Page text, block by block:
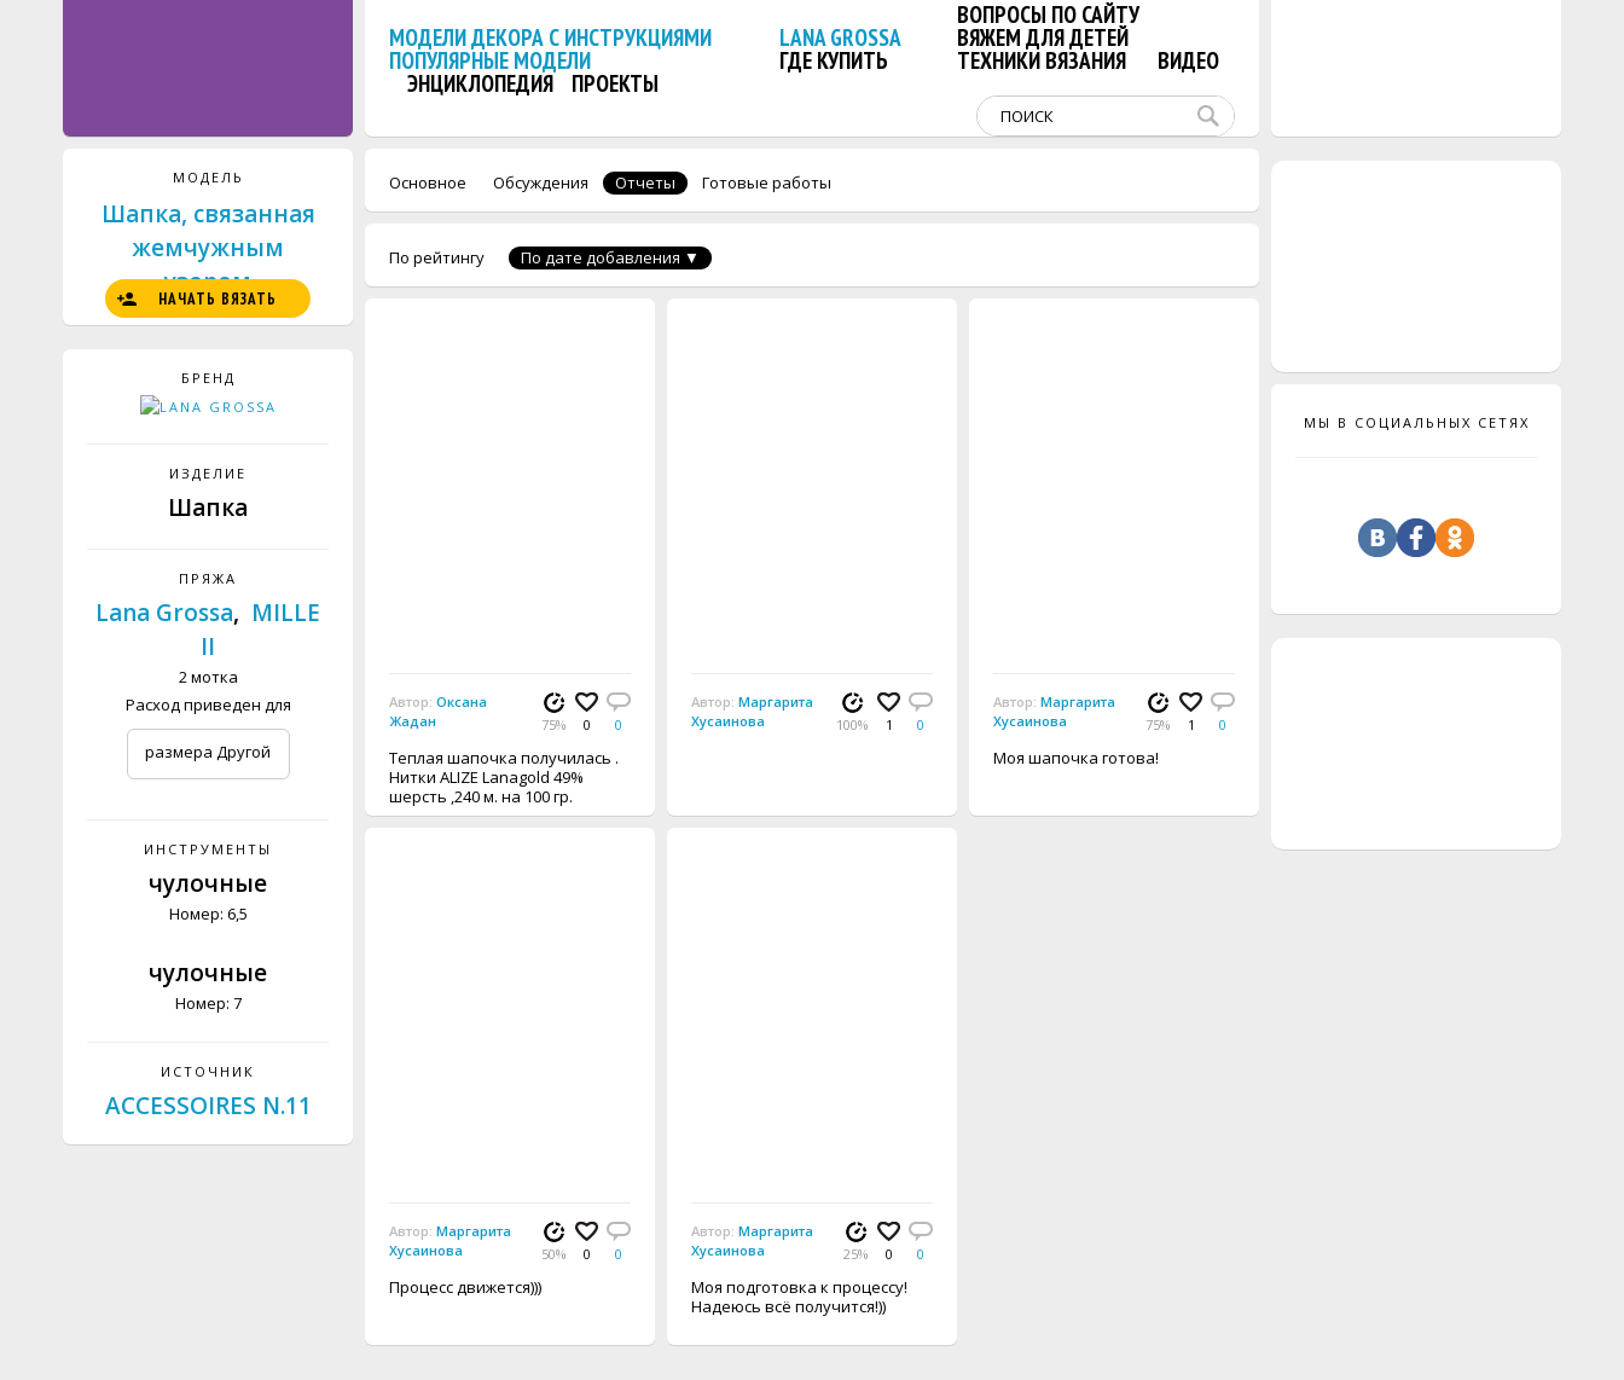
МОДЕЛИ ДЕКОРА С ИНСТРУКЦИЯМИ
ПОПУЛЯРНЫЕ МОДЕЛИ
LANA GROSSA
ГДЕ КУПИТЬ
ВОПРОСЫ ПО САЙТУ
ВЯЖЕМ ДЛЯ ДЕТЕЙ
ТЕХНИКИ ВЯЗАНИЯ ВИДЕО
ЭНЦИКЛОПЕДИЯ ПРОЕКТЫ
МОДЕЛЬ
Шапка, связанная
жемчужным
узором
НАЧАТЬ ВЯЗАТЬ
БРЕНД
ИЗДЕЛИЕ
Шапка
ПРЯЖА
Lana Grossa, MILLE
II
2 мотка
Расход приведен для
размера Другой
ИНСТРУМЕНТЫ
чулочные
Номер: 6,5
чулочные
Номер: 7
ИСТОЧНИК
ACCESSOIRES N.11
Основное Обсуждения Отчеты Готовые работы
По рейтингу По дате добавления ▼
75% 0 0
Автор: Оксана
Жадан
Теплая шапочка получилась .
Нитки ALIZE Lanagold 49%
шерсть ,240 м. на 100 гр.
100% 1 0
Автор: Маргарита
Хусаинова
75% 1 0
Автор: Маргарита
Хусаинова
Моя шапочка готова!
50% 0 0
Автор: Маргарита
Хусаинова
Процесс движется)))
25% 0 0
Автор: Маргарита
Хусаинова
Моя подготовка к процессу!
Надеюсь всё получится!))
МЫ В СОЦИАЛЬНЫХ СЕТЯХ